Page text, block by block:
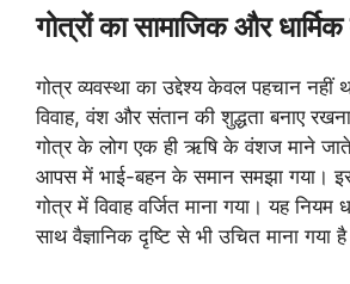
गोत्रों का सामाजिक और
गोत्र व्यवस्था का उद्देश्य केवल पहचान नहीं
विवाह, वंश और संतान की शुद्धता बनाए
गोत्र के लोग एक ही ऋषि के वंशज माने
आपस में भाई-बहन के समान समझा गया।
गोत्र में विवाह वर्जित माना गया। यह नियम
साथ वैज्ञानिक दृष्टि से भी उचित माना गया